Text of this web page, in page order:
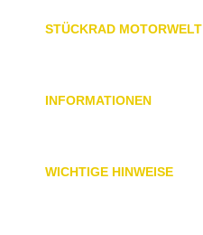
STÜCKRAD MOTORWELT
INFORMATIONEN
WICHTIGE HINWEISE